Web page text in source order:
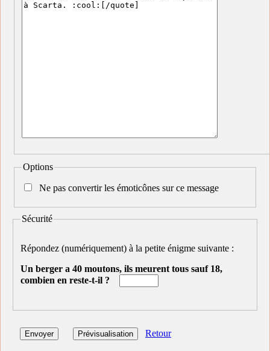
Options
Ne pas convertir les émoticônes sur ce message
Sécurité
Répondez (numériquement) à la petite énigme suivante :
Un berger a 40 moutons, ils meurent tous sauf 18,
combien en reste-t-il ?
Retour